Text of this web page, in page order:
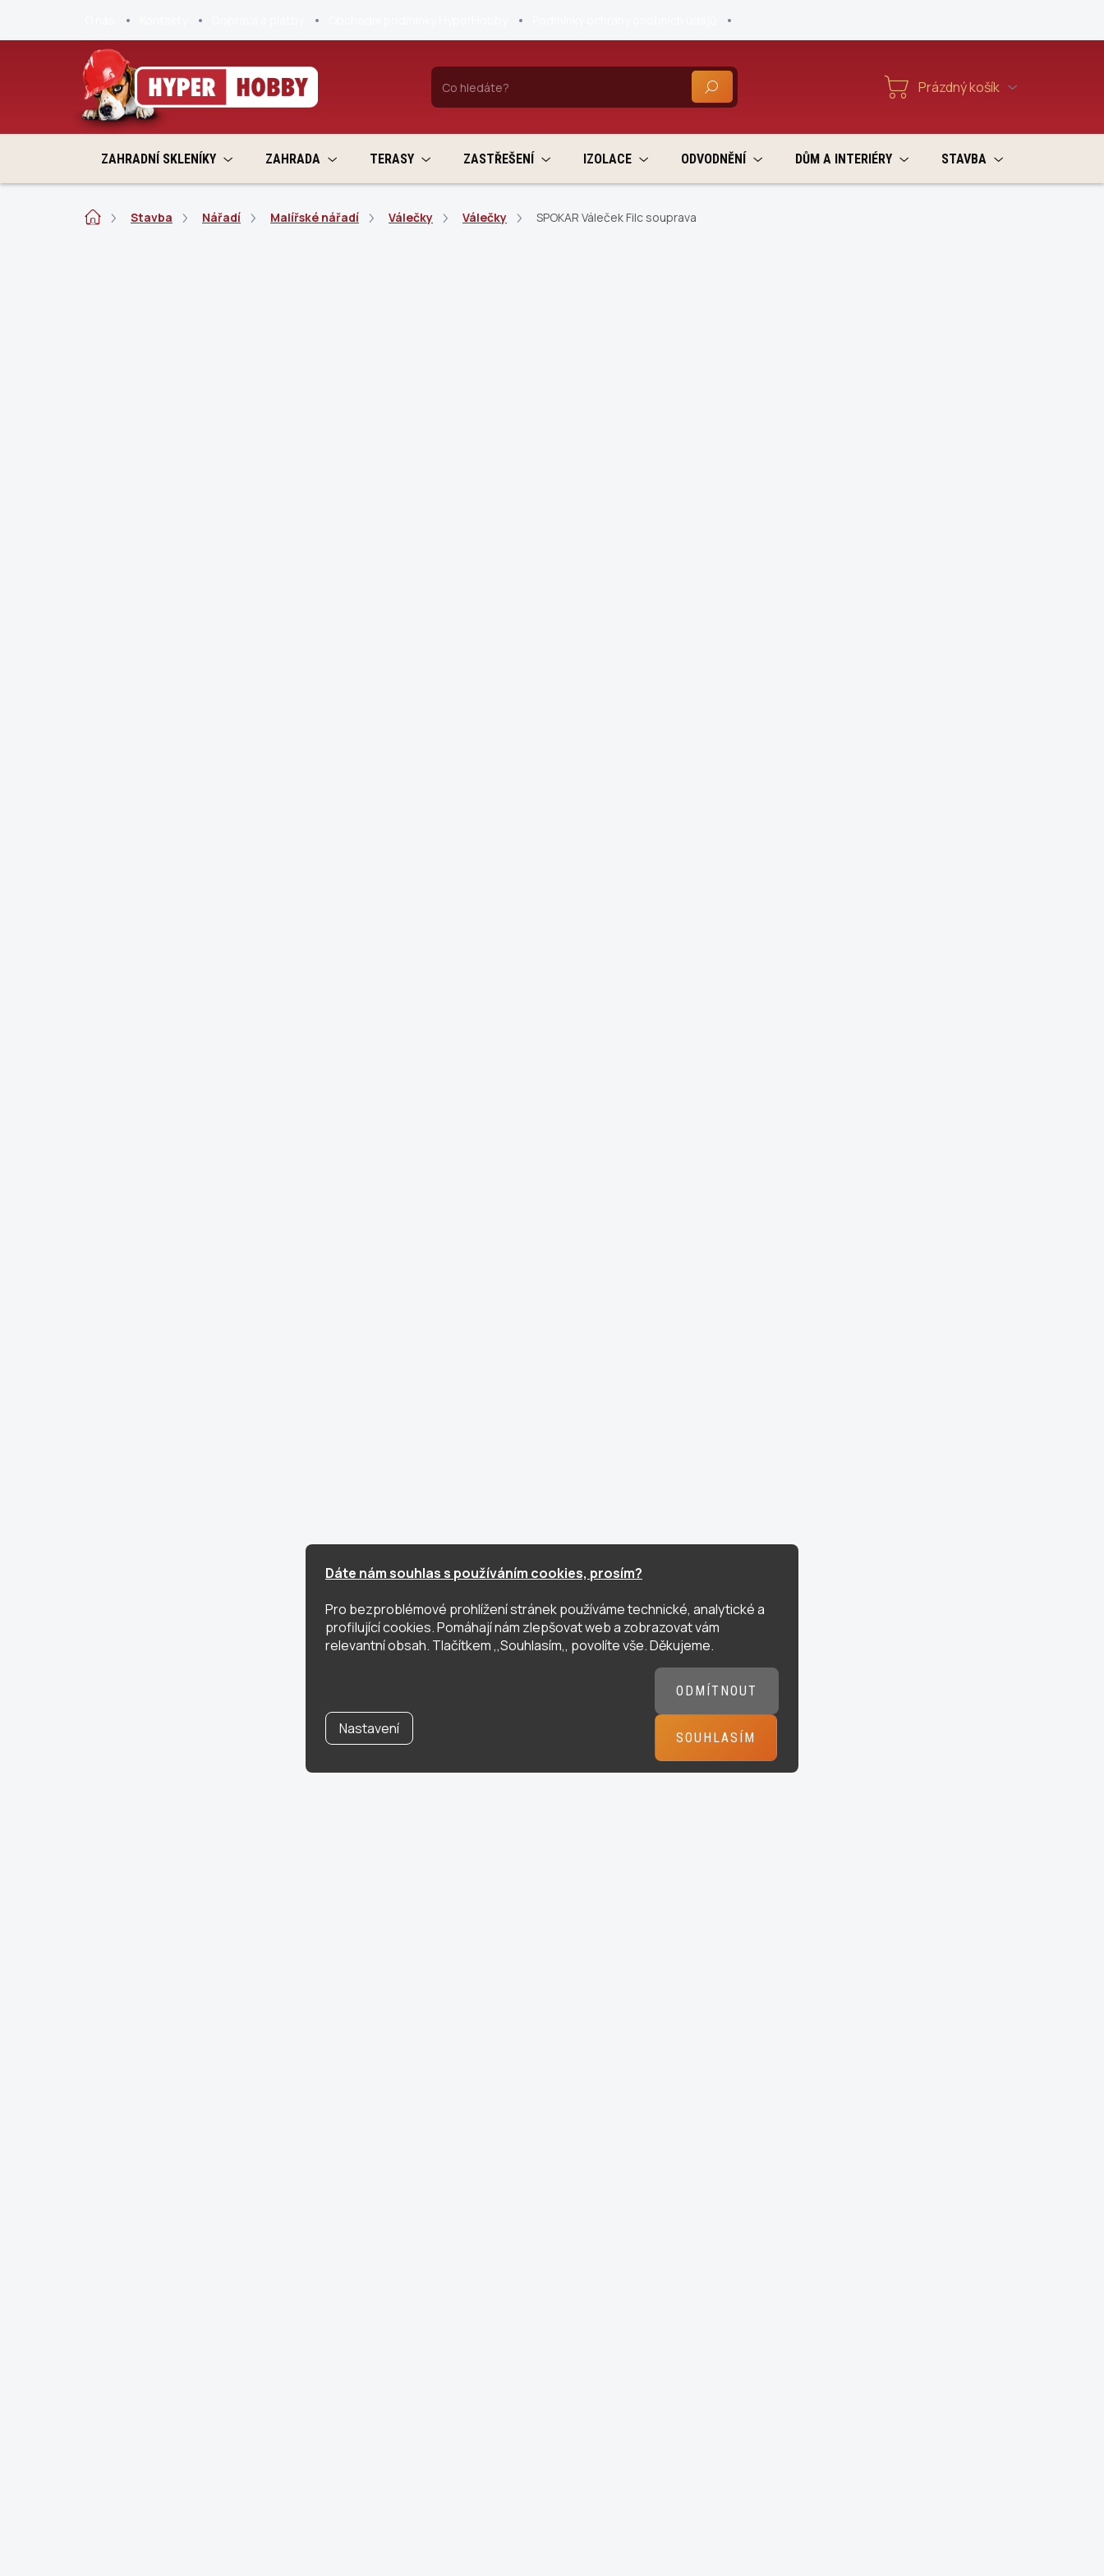
Dáte nám souhlas s používáním cookies, prosím?
Pro bezproblémové prohlížení stránek používáme technické, analytické a
profilující cookies. Pomáhají nám zlepšovat web a zobrazovat vám
relevantní obsah. Tlačítkem ,,Souhlasím,, povolíte vše. Děkujeme.
Nastavení
ODMÍTNOUT
SOUHLASÍM
obsah
HLEDAT Nákupní
Prázdný košík
ZAHRADNÍ SKLENÍKY ZAHRADA TERASY ZASTŘEŠENÍ IZOLACE ODVODNĚNÍ DŮM A INTERIÉRY STAVBA
DomůStavba Nářadí Malířské nářadí Válečky Válečky SPOKAR Váleček Filc souprava